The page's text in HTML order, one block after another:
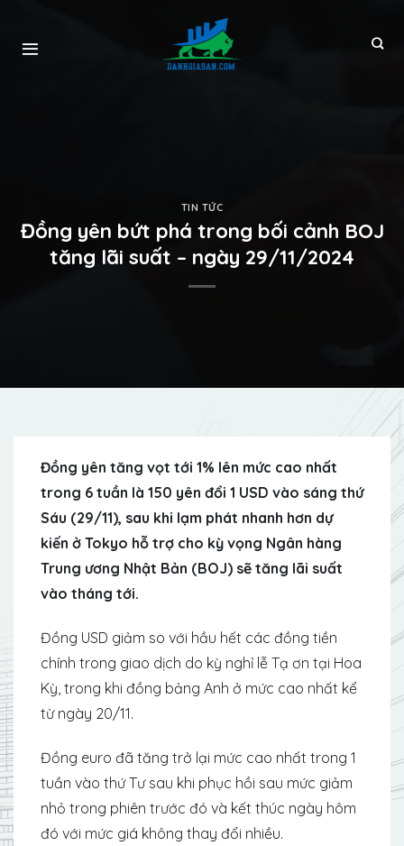
TIN TỨC
Đồng yên bứt phá trong bối cảnh BOJ
tăng lãi suất – ngày 29/11/2024
Đồng yên tăng vọt tới 1% lên mức cao nhất
trong 6 tuần là 150 yên đổi 1 USD vào sáng thứ
Sáu (29/11), sau khi lạm phát nhanh hơn dự
kiến ​​ở Tokyo hỗ trợ cho kỳ vọng Ngân hàng
Trung ương Nhật Bản (BOJ) sẽ tăng lãi suất
vào tháng tới.
Đồng USD giảm so với hầu hết các đồng tiền
chính trong giao dịch do kỳ nghỉ lễ Tạ ơn tại Hoa
Kỳ, trong khi đồng bảng Anh ở mức cao nhất kể
từ ngày 20/11.
Đồng euro đã tăng trở lại mức cao nhất trong 1
tuần vào thứ Tư sau khi phục hồi sau mức giảm
nhỏ trong phiên trước đó và kết thúc ngày hôm
đó với mức giá không thay đổi nhiều.